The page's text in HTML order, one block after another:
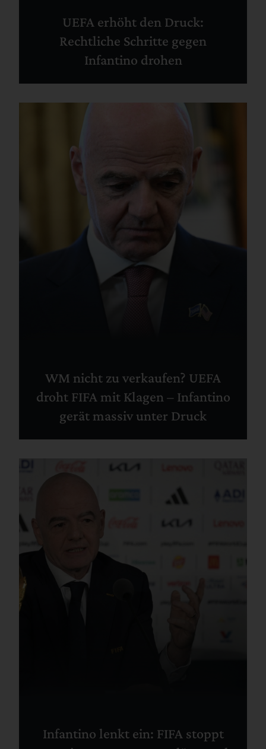
UEFA erhöht den Druck:
Rechtliche Schritte gegen
Infantino drohen
WM nicht zu verkaufen? UEFA
droht FIFA mit Klagen – Infantino
gerät massiv unter Druck
Infantino lenkt ein: FIFA stoppt